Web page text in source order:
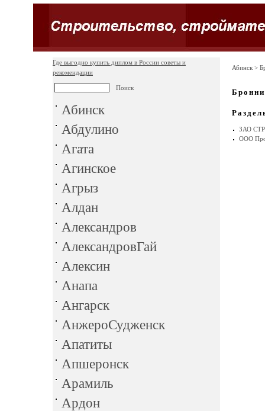
Где выгодно купить диплом в России советы и
рекомендации
Абинск
Абдулино
Агата
Агинское
Агрыз
Алдан
Александров
АлександровГай
Алексин
Анапа
Ангарск
АнжероСудженск
Апатиты
Апшеронск
Арамиль
Ардон
Абинск >
ЗАО
ООО